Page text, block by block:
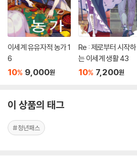
이세계 유유자적 농가 1
6
10% 9,000원
Re : 제로부터 시작하
는 이세계 생활 43
10% 7,200원
이 상품의 태그
#청년패스